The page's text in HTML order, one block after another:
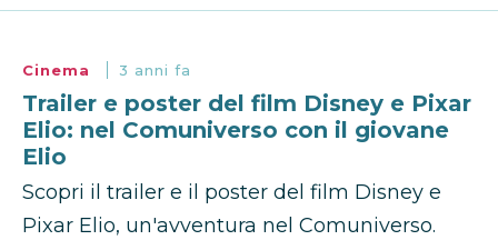
Cinema 3 anni fa
Trailer e poster del film Disney e Pixar
Elio: nel Comuniverso con il giovane
Elio
Scopri il trailer e il poster del film Disney e
Pixar Elio, un'avventura nel Comuniverso.